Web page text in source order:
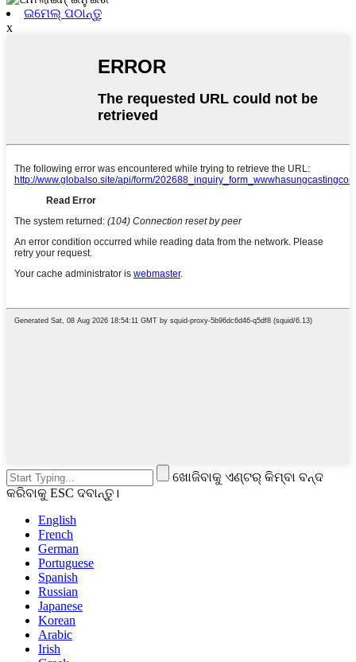
ଇମେଲ୍ ପଠାନ୍ତୁ
x
ଖୋଜିବାକୁ ଏଣ୍ଟର୍ କିମ୍ବା ବନ୍ଦ
କରିବାକୁ ESC ଦବାନ୍ତୁ।
English
French
German
Portuguese
Spanish
Russian
Japanese
Korean
Arabic
Irish